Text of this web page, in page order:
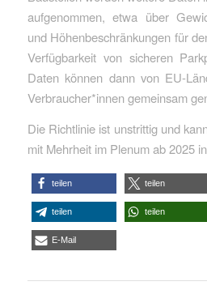
aufgenommen, etwa über
und Höhenbeschränkungen für
Verfügbarkeit von sicheren
Daten können dann von EU-
Verbraucher*innen gemeinsam
Die Richtlinie ist unstrittig und
mit Mehrheit im Plenum ab 2025
teilen teilen
teilen teilen
E-Mail